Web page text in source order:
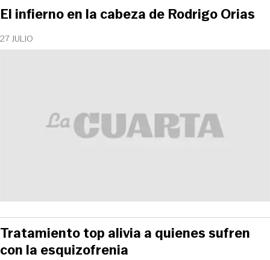
27 JULIO
El infierno en la cabeza de Rodrigo Orias
Tratamiento top alivia a quienes sufren
con la esquizofrenia